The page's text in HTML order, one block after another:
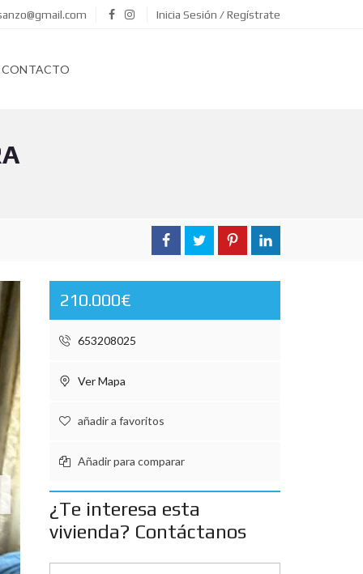
Inicia Sesión / Regístrate
CONTACTO
210.000€
653208025
Ver Mapa
añadir a favoritos
Añadir para comparar
¿Te interesa esta
vivienda? Contáctanos